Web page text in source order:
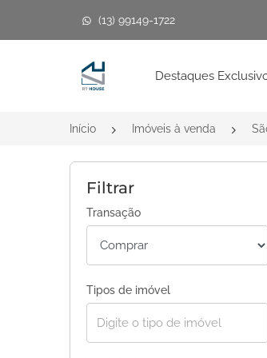
(13) 99149-1722
Página inicial
Destaques
Início Imóveis à venda
Filtrar
Transação
Tipos de imóvel